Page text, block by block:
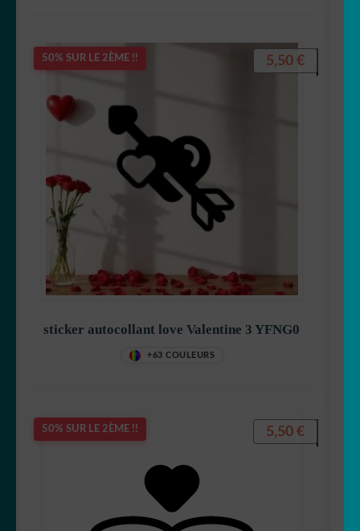
50% SUR LE 2ÈME !!
sticker autocollant love Valentine 3 YFNG0
+63 COULEURS
5,50 €
50% SUR LE 2ÈME !! 5,50 €